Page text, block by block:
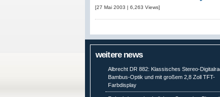
[27 Mai 2003 | 6,263 Views]
weitere news
Albrecht DR 882: Klassisches Stereo-
Bambus-Optik und mit großem 2,8 Zoll TFT-
Farbdisplay